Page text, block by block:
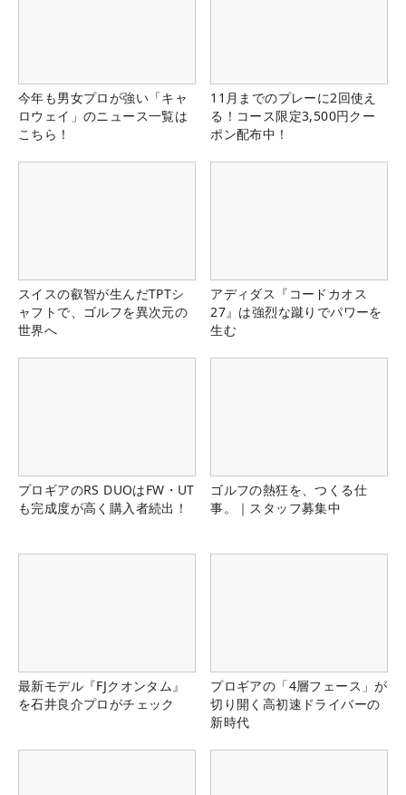
今年も男女プロが強い「キャ
ロウェイ」のニュース一覧は
こちら！
11月までのプレーに2回使え
る！コース限定3,500円クー
ポン配布中！
スイスの叡智が生んだTPTシ
ャフトで、ゴルフを異次元の
世界へ
アディダス『コードカオス
27』は強烈な蹴りでパワーを
生む
プロギアのRS DUOはFW・UT
も完成度が高く購入者続出！
ゴルフの熱狂を、つくる仕
事。｜スタッフ募集中
最新モデル『FJクオンタム』
を石井良介プロがチェック
プロギアの「4層フェース」が
切り開く高初速ドライバーの
新時代